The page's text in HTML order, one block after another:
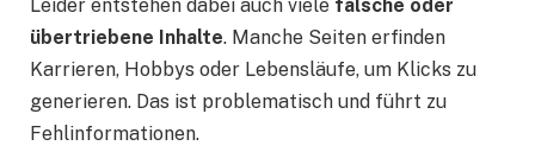
Leider entstehen dabei auch viele falsche oder
übertriebene Inhalte. Manche Seiten erfinden
Karrieren, Hobbys oder Lebensläufe, um Klicks zu
generieren. Das ist problematisch und führt zu
Fehlinformationen.